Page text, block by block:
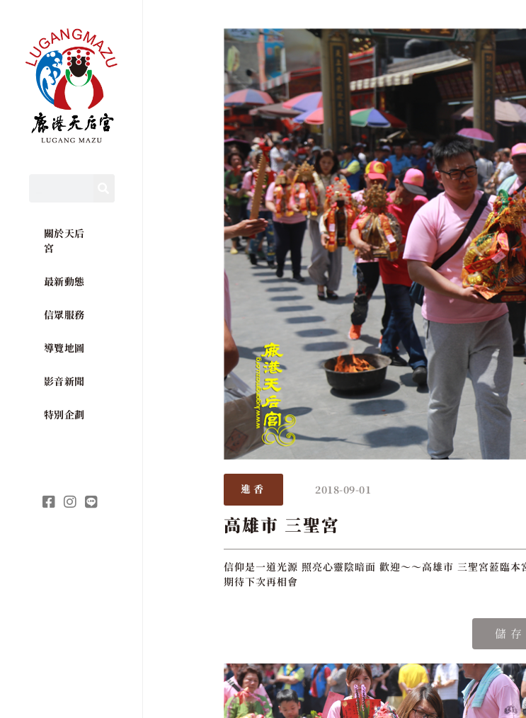
關於天后
宮
最新動態
信眾服務
導覽地圖
影音新聞
特別企劃
進香 2018-09-01
高雄市 三聖宮
信仰是一道光源 照亮心靈陰暗面 歡迎～～高雄市 三聖宮蒞臨
期待下次再相會
儲